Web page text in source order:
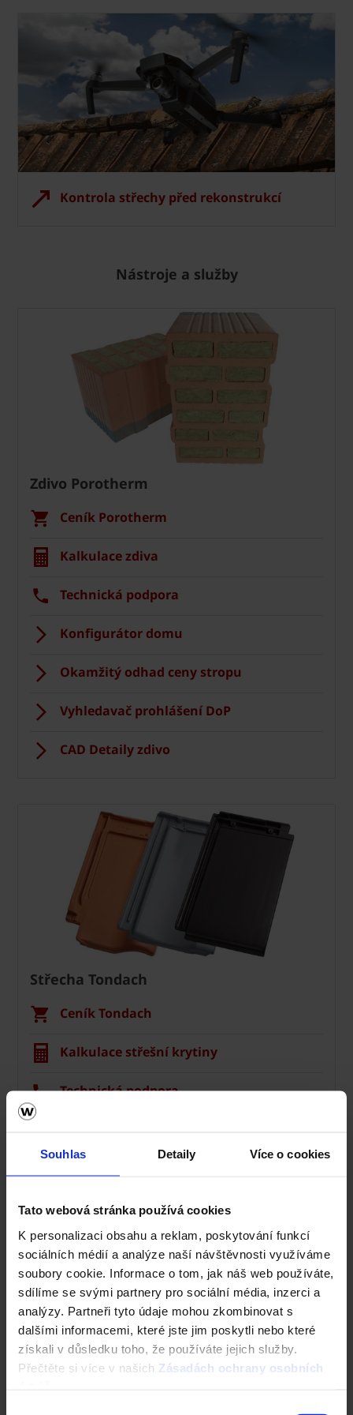
Souhlas Detaily Více o cookies
Tato webová stránka používá cookies
K personalizaci obsahu a reklam, poskytování funkcí
sociálních médií a analýze naší návštěvnosti využíváme
soubory cookie. Informace o tom, jak náš web používáte,
sdílíme se svými partnery pro sociální média, inzerci a
analýzy. Partneři tyto údaje mohou zkombinovat s
dalšími informacemi, které jste jim poskytli nebo které
získali v důsledku toho, že používáte jejich služby.
Přečtěte si více v našich Zásadách ochrany osobních
Kontrola střechy před rekonstrukcí
Nástroje a služby
Zdivo Porotherm
Ceník Porotherm
Kalkulace zdiva
Technická podpora
Konfigurátor domu
Okamžitý odhad ceny stropu
Vyhledavač prohlášení DoP
CAD Detaily zdivo
Střecha Tondach
Ceník Tondach
Kalkulace střešní krytiny
Technická podpora
Registrace záruky All Inclusive
CAD Detaily střecha